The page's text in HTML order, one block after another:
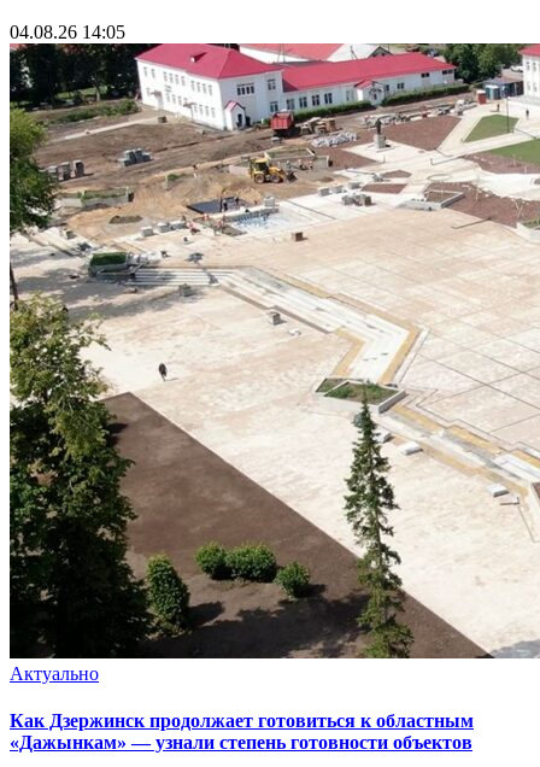
04.08.26 14:05
Актуально
Как Дзержинск продолжает готовиться к областным
«Дажынкам» — узнали степень готовности объектов